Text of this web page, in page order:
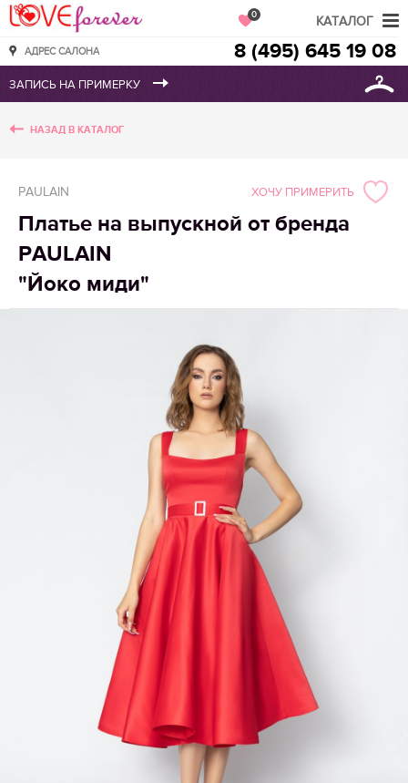
Love Forever
АДРЕС САЛОНА
0
8 (495) 645 19 08
НАЗАД В КАТАЛОГ
PAULAIN
Платье на выпускной от бренда
PAULAIN
"Йоко миди"
ХОЧУ ПРИМЕРИТЬ
КАТАЛОГ